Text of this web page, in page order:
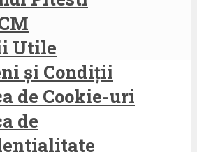
Utile
și Condiții
de Cookie-uri
de